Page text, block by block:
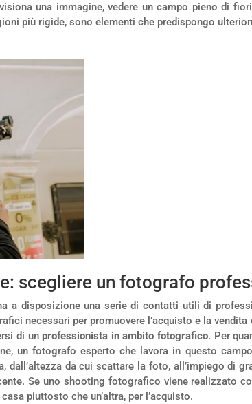
una immagine, vedere un campo pieno di
più rigide, sono elementi che predispongo
scegliere un fotografo
a disposizione una serie di contatti utili di
necessari per promuovere l’acquisto e la
di unprofessionista in ambito fotografico. Per
un fotografo esperto che lavora in questo
dall’altezza da cui scattare la foto, all’impiego di
Se uno shooting fotografico viene realizzato
piuttosto che un’altra, per l’acquisto.